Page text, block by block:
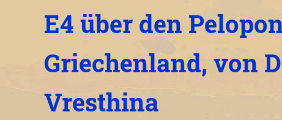
E4 über den
Griechenland, von
Vresthina